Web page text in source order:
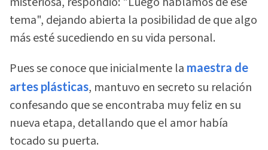
tema", dejando abierta la posibilidad de que algo
más esté sucediendo en su vida personal.
Pues se conoce que inicialmente la maestra de
artes plásticas, mantuvo en secreto su relación
confesando que se encontraba muy feliz en su
nueva etapa, detallando que el amor había
tocado su puerta.